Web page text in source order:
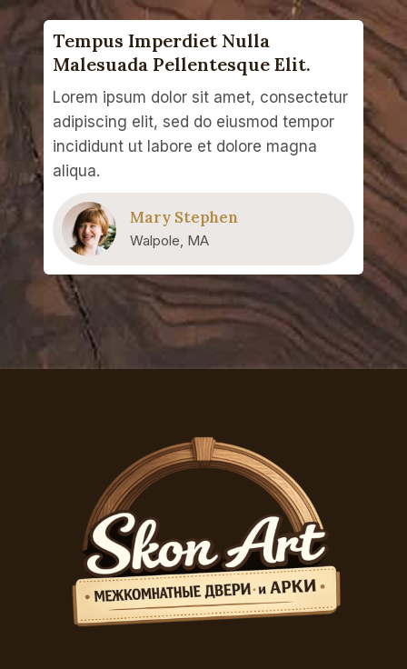
Tempus Imperdiet Nulla
Malesuada Pellentesque Elit.
Lorem ipsum dolor sit amet, consectetur
adipiscing elit, sed do eiusmod tempor
incididunt ut labore et dolore magna
aliqua.
Mary Stephen
Walpole, MA